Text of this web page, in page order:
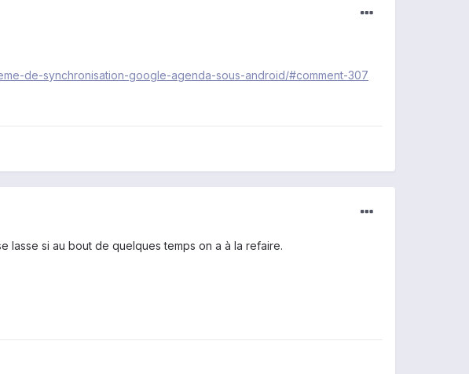
de-synchronisation-google-agenda-sous-android/#comment-307
lasse si au bout de quelques temps on a à la refaire.